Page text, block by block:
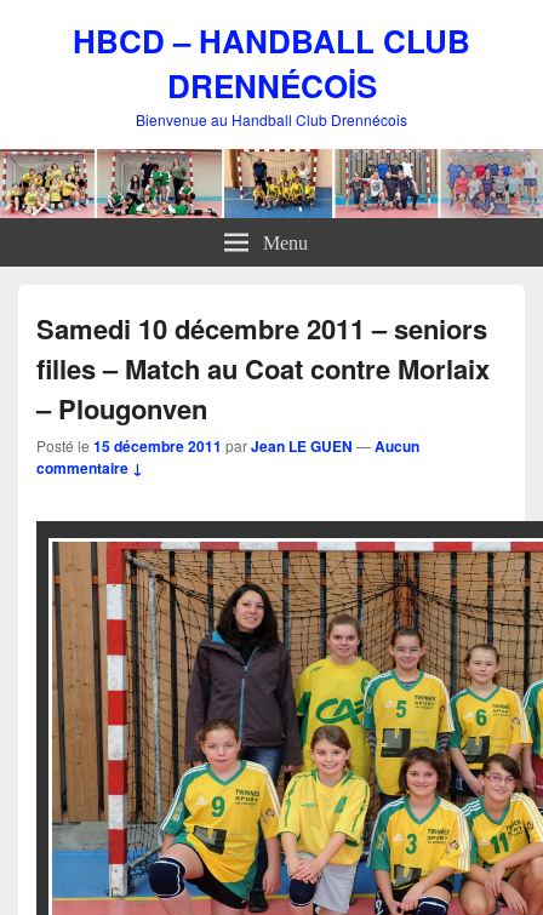
HBCD – HANDBALL CLUB
DRENNÉCOİS
Bienvenue au Handball Club Drennécois
Menu
Samedi 10 décembre 2011 – seniors
filles – Match au Coat contre Morlaix
– Plougonven
Posté le 15 décembre 2011 parJean LE GUEN —Aucun
commentaire ↓